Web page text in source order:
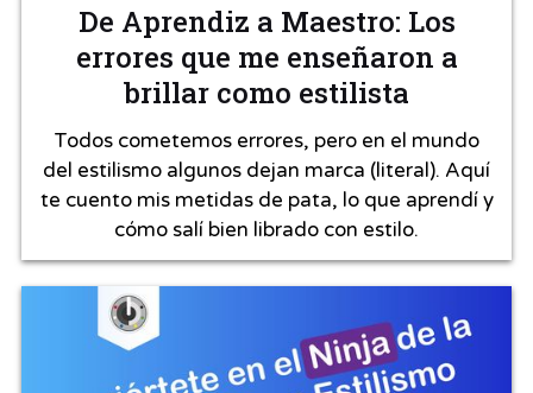
De Aprendiz a Maestro: Los
errores que me enseñaron a
brillar como estilista
Todos cometemos errores, pero en el mundo
del estilismo algunos dejan marca (literal). Aquí
te cuento mis metidas de pata, lo que aprendí y
cómo salí bien librado con estilo.